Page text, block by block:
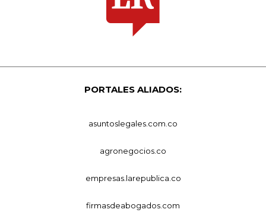
PORTALES ALIADOS:
asuntoslegales.com.co
agronegocios.co
empresas.larepublica.co
firmasdeabogados.com